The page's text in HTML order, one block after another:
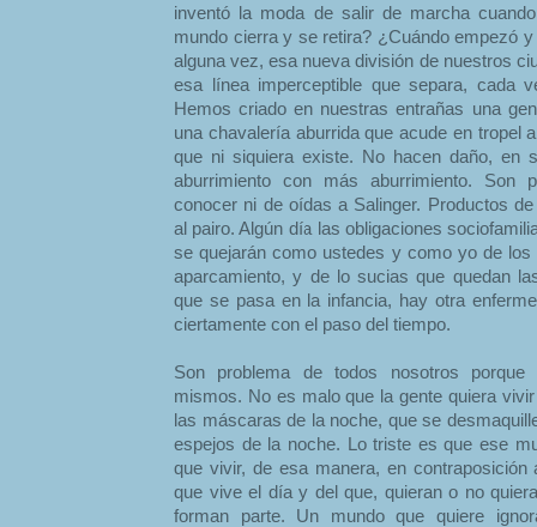
inventó la moda de salir de marcha
mundo cierra y se retira? ¿Cuándo empezó
alguna vez, esa nueva división de nuestros
esa línea imperceptible que separa, cada
Hemos criado en nuestras entrañas una
una chavalería aburrida que acude en tropel
que ni siquiera existe. No hacen daño, en
aburrimiento con más aburrimiento. Son
conocer ni de oídas a Salinger. Productos
al pairo. Algún día las obligaciones
se quejarán como ustedes y como yo de
aparcamiento, y de lo sucias que quedan
que se pasa en la infancia, hay otra
ciertamente con el paso del tiempo.
Son problema de todos nosotros
mismos. No es malo que la gente quiera
las máscaras de la noche, que se
espejos de la noche. Lo triste es que ese
que vivir, de esa manera, en
que vive el día y del que, quieran o no
forman parte. Un mundo que quiere